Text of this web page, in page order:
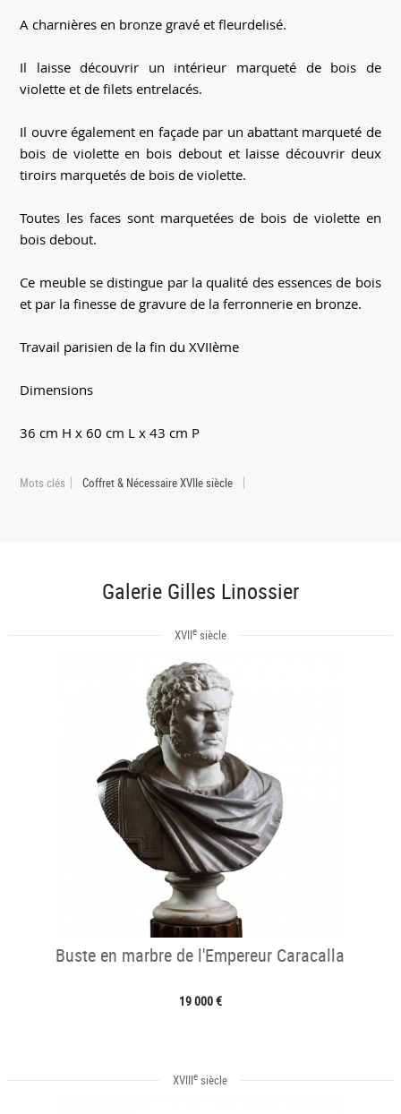
A charnières en bronze gravé et fleurdelisé.
Il laisse découvrir un intérieur marqueté de bois de
violette et de filets entrelacés.
Il ouvre également en façade par un abattant marqueté de
bois de violette en bois debout et laisse découvrir deux
tiroirs marquetés de bois de violette.
Toutes les faces sont marquetées de bois de violette en
bois debout.
Ce meuble se distingue par la qualité des essences de bois
et par la finesse de gravure de la ferronnerie en bronze.
Travail parisien de la fin du XVIIème
Dimensions
36 cm H x 60 cm L x 43 cm P
Mots clés Coffret & Nécessaire XVIIe siècle
Galerie Gilles Linossier
XVIIesiècle
Buste en marbre de l'Empereur Caracalla
19 000 €
XVIIIe siècle